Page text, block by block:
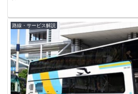
路線・サービス解説